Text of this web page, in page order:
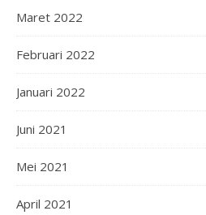
Maret 2022
Februari 2022
Januari 2022
Juni 2021
Mei 2021
April 2021